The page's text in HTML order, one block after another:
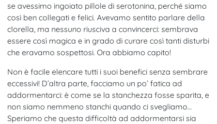
se avessimo ingoiato pillole di serotonina, perché siamo
così ben collegati e felici. Avevamo sentito parlare della
clorella, ma nessuno riusciva a convincerci: sembrava
essere così magica e in grado di curare così tanti disturbi
che eravamo sospettosi. Ora abbiamo capito!
Non è facile elencare tutti i suoi benefici senza sembrare
eccessivi! D’altra parte, facciamo un po’ fatica ad
addormentarci: è come se la stanchezza fosse sparita, e
non siamo nemmeno stanchi quando ci svegliamo…
Speriamo che questa difficoltà ad addormentarsi sia